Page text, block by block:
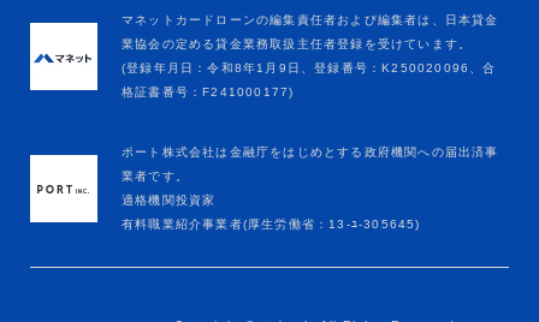
マネットカードローンの編集責任者および編集者は、日本貸金
業協会の定める貸金業務取扱主任者登録を受けています。
(登録年月日：令和8年1月9日、登録番号：K250020096、合
格証書番号：F241000177)
ポート株式会社は金融庁をはじめとする政府機関への届出済事
業者です。
適格機関投資家
有料職業紹介事業者(厚生労働省：13-ﾕ-305645)